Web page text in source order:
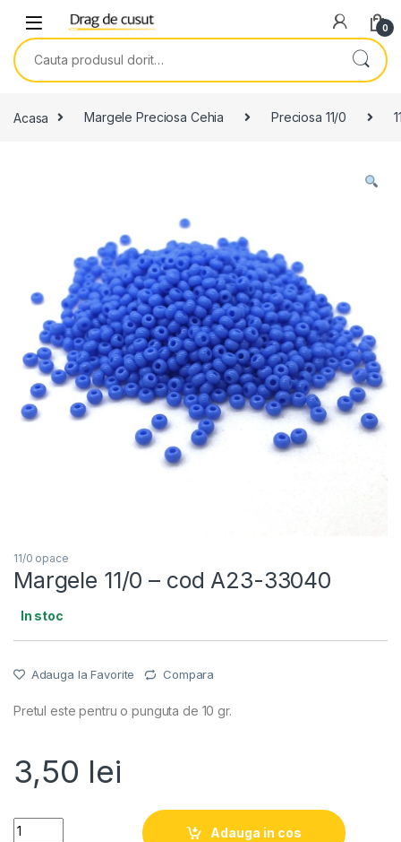
0
Search for:
Acasa Margele Preciosa Cehia Preciosa 11/0
11/0 opace
Margele 11/0 – cod A23-33040
In stoc
Adauga la Favorite Compara
Pretul este pentru o punguta de 10 gr.
3,50 lei
Quantity
Adauga in cos